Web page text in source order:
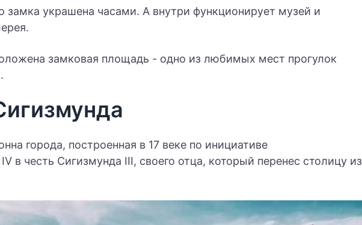
замка украшена часами. А внутри функционирует музей и
замковая площадь - одно из любимых мест прогулок
города, построенная в 17 веке по инициативе
в честь Сигизмунда III, своего отца, который перенес столицу из